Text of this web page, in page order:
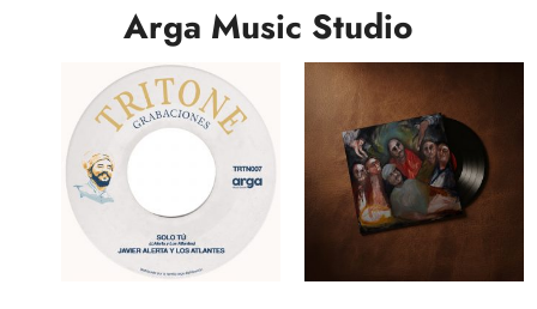
Arga Music Studio